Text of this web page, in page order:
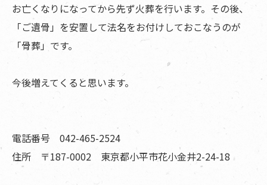
お亡くなりになってから先ず火葬を行います。その後、
「ご遺骨」を安置して法名をお付けしておこなうのが
「骨葬」です。
今後増えてくると思います。
電話番号 042-465-2524
住所 〒187-0002 東京都小平市花小金井2-24-18